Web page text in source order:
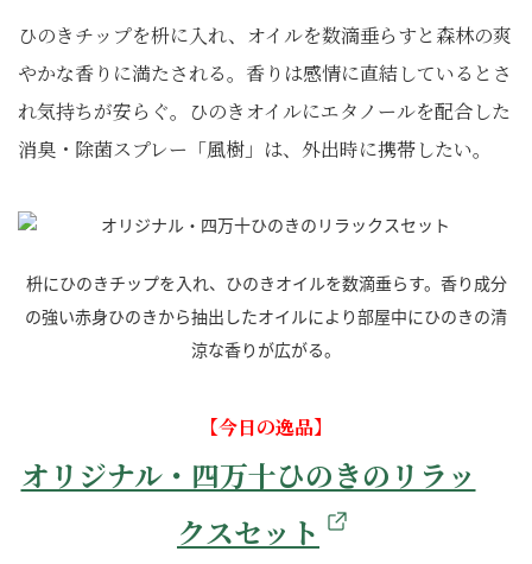
ひのきチップを枡に入れ、オイルを数滴垂らすと森林の爽
やかな香りに満たされる。香りは感情に直結しているとさ
れ気持ちが安らぐ。ひのきオイルにエタノールを配合した
消臭・除菌スプレー「風樹」は、外出時に携帯したい。
枡にひのきチップを入れ、ひのきオイルを数滴垂らす。香り成分
の強い赤身ひのきから抽出したオイルにより部屋中にひのきの清
涼な香りが広がる。
【今日の逸品】
オリジナル・四万十ひのきのリラッ
クスセット